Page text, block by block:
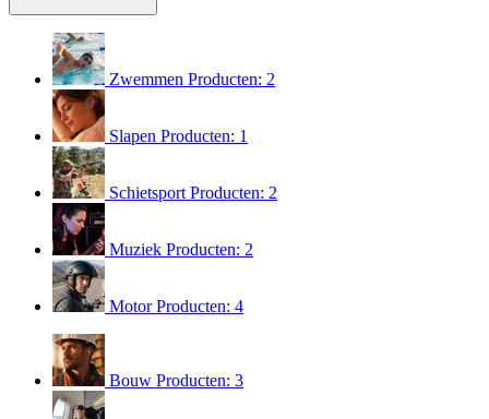
Zwemmen Producten: 2
Slapen Producten: 1
Schietsport Producten: 2
Muziek Producten: 2
MotorProducten: 4
Bouw Producten: 3